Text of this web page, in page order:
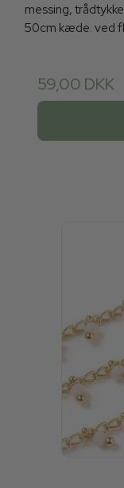
messing,
50cm kæde. ved
59,00 DKK